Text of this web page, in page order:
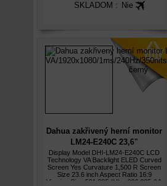
SKLADOM : Nie
Dahua zakřivený herní monitor
LM24-E240C 23,6"
VA/1920x1080/1ms/240Hz/
černý
Display Model DHI-LM24-E240C LCD
Technology VA Backlight ELED Curved
Screen Yes Curvature 1,500 R Screen
Size 23.6 inch Aspect Ratio 16:9
Viewing Size 521.395 (H) × 296.285 (V)